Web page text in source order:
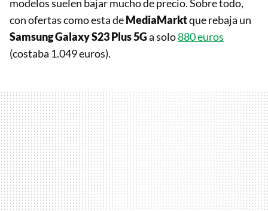
modelos suelen bajar mucho de precio. Sobre todo,
con ofertas como esta deMediaMarktque rebaja un
Samsung Galaxy S23 Plus 5Ga solo880 euros
(costaba 1.049 euros).